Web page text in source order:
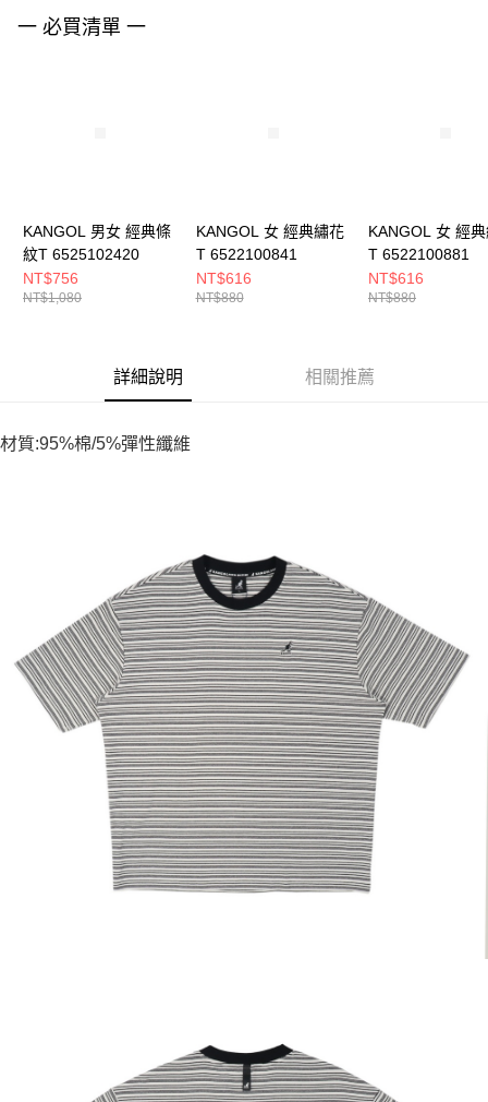
３．未成年的使用者請事先徵得法定代理人或監護人之同意方可使用
「AFTEE先享後付」，若未經同意申辦者引起之損失，本公司不負相關責
一 必買清單 一
KANGOL 男女 經典條
紋T 6525102420
NT$756
NT$1,080
KANGOL 女 經典繡花
T 6522100841
NT$616
NT$880
KANGOL 女 經
T 6522100881
NT$616
NT$880
詳細說明 相關推薦
材質:95%棉/5%彈性纖維